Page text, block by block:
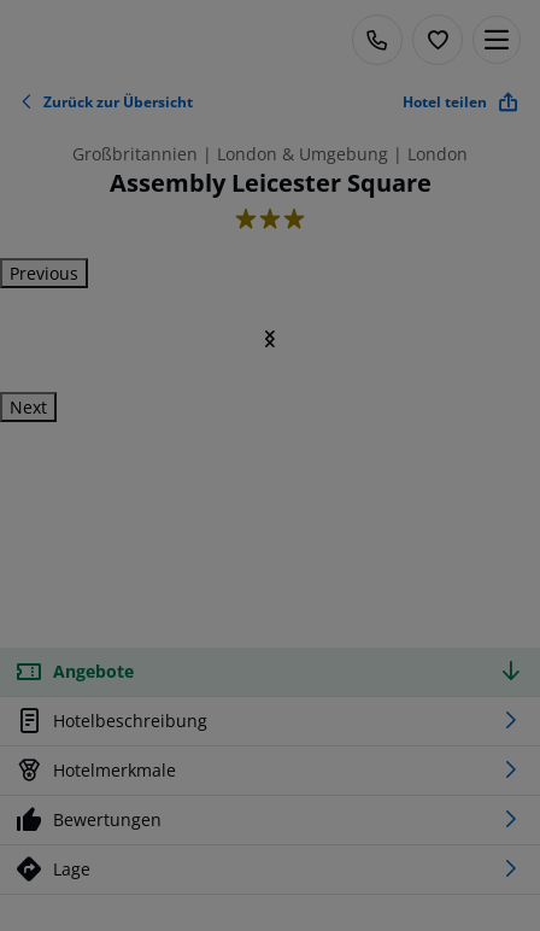
Zurück zur Übersicht Hotel teilen
Großbritannien | London & Umgebung | London
Assembly Leicester Square
3
Previous
Next
Angebote
Hotelbeschreibung
Hotelmerkmale
Bewertungen
Lage